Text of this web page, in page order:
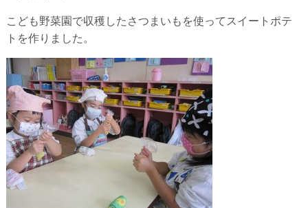
こども野菜園で収穫したさつまいもを使ってスイートポテ
トを作りました。